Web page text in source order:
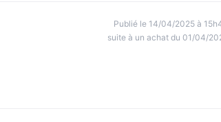
Publié le 14/04/2025 à
suite à un achat du 01/04/